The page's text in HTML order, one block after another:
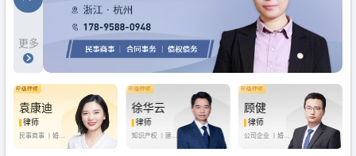
更多
袁康迪
律师
民事商事 丨 婚姻
徐华云
律师
知识产权 丨 建设
顾健
律师
公司企业 丨婚姻
房产纠纷